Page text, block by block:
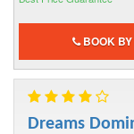
BOOK BY
Dreams